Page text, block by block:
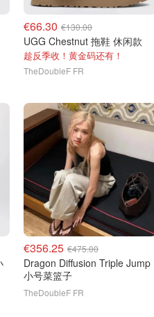
€66.30 €130.00
UGG Chestnut 拖鞋 休闲款
趁反季收！黄金码还有！
TheDoubleF FR
€356.25 €475.00
Dragon Diffusion Triple Jump
小号菜篮子
TheDoubleF FR